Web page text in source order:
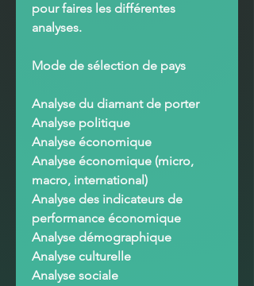
pour faires les différentes
analyses.
Mode de sélection de pays
Analyse du diamant de porter
Analyse politique
Analyse économique
Analyse économique (micro,
macro, international)
Analyse des indicateurs de
performance économique
Analyse démographique
Analyse culturelle
Analyse sociale